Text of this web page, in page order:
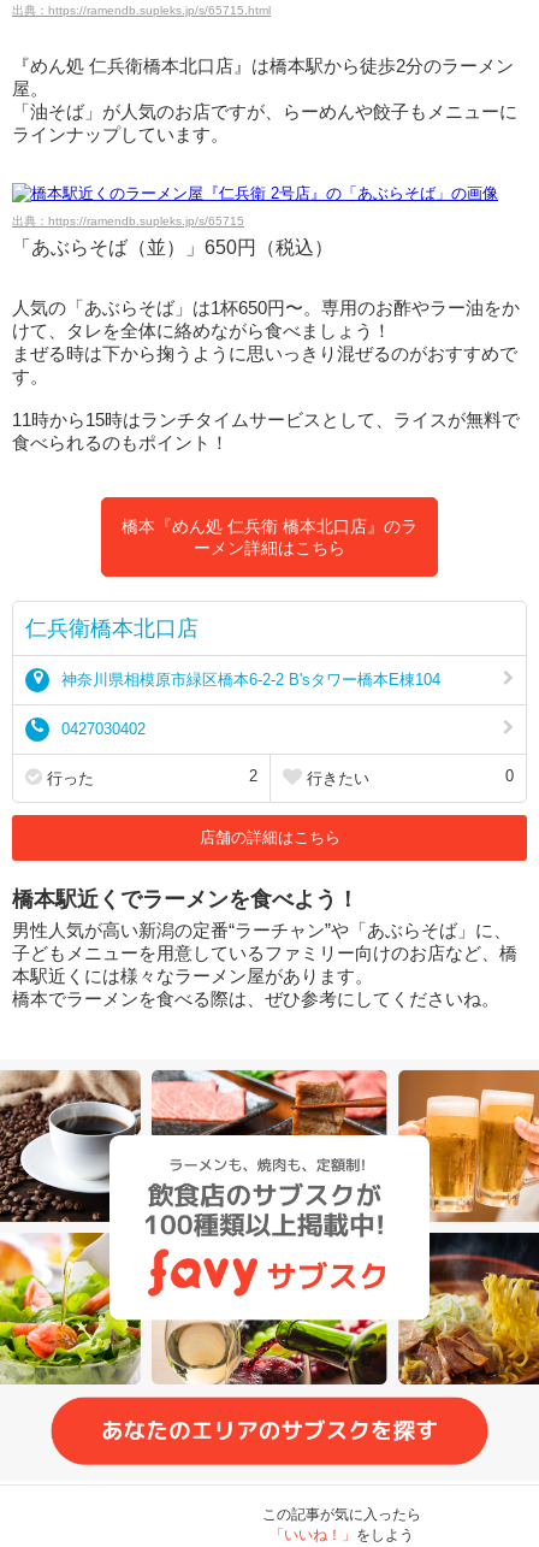
出典：https://ramendb.supleks.jp/s/65715.html
『めん処 仁兵衛橋本北口店』は橋本駅から徒歩2分のラーメン
屋。
「油そば」が人気のお店ですが、らーめんや餃子もメニューに
ラインナップしています。
出典：https://ramendb.supleks.jp/s/65715
「あぶらそば（並）」650円（税込）
人気の「あぶらそば」は1杯650円〜。専用のお酢やラー油をか
けて、タレを全体に絡めながら食べましょう！
まぜる時は下から掬うように思いっきり混ぜるのがおすすめで
す。
11時から15時はランチタイムサービスとして、ライスが無料で
食べられるのもポイント！
橋本『めん処 仁兵衛 橋本北口店』のラ
ーメン詳細はこちら
仁兵衛橋本北口店
神奈川県相模原市緑区橋本6-2-2 B'sタワー橋本E棟104
0427030402
行った 2 行きたい 0
店舗の詳細はこちら
橋本駅近くでラーメンを食べよう！
男性人気が高い新潟の定番“ラーチャン”や「あぶらそば」に、
子どもメニューを用意しているファミリー向けのお店など、橋
本駅近くには様々なラーメン屋があります。
橋本でラーメンを食べる際は、ぜひ参考にしてくださいね。
この記事が気に入ったら
「いいね！」 をしよう